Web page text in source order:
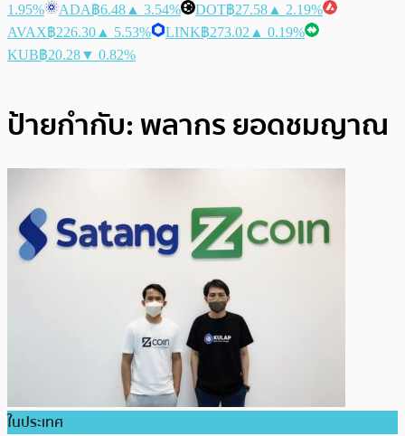
1.95%
ADA฿6.48 ▲ 3.54% DOT฿27.58 ▲ 2.19%
AVAX฿226.30 ▲ 5.53% LINK฿273.02 ▲ 0.19%
KUB฿20.28▼ 0.82%
ป้ายกำกับ:พลากร ยอดชมญาณ
ในประเทศ